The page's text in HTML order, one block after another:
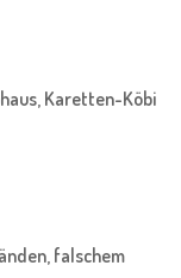
Karetten-Köbi
falschem